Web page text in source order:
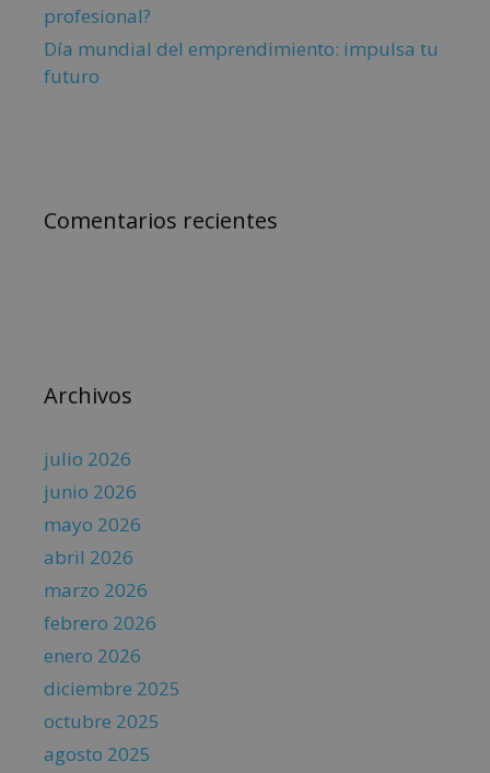
profesional?
Día mundial del emprendimiento: impulsa tu
futuro
Comentarios recientes
Archivos
julio 2026
junio 2026
mayo 2026
abril 2026
marzo 2026
febrero 2026
enero 2026
diciembre 2025
octubre 2025
agosto 2025